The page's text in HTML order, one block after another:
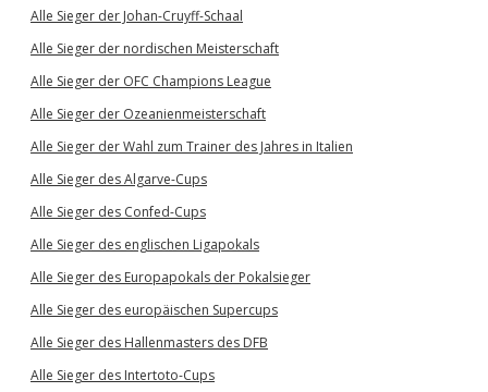
Alle Sieger der Johan-Cruyff-Schaal
Alle Sieger der nordischen Meisterschaft
Alle Sieger der OFC Champions League
Alle Sieger der Ozeanienmeisterschaft
Alle Sieger der Wahl zum Trainer des Jahres in Italien
Alle Sieger des Algarve-Cups
Alle Sieger des Confed-Cups
Alle Sieger des englischen Ligapokals
Alle Sieger des Europapokals der Pokalsieger
Alle Sieger des europäischen Supercups
Alle Sieger des Hallenmasters des DFB
Alle Sieger des Intertoto-Cups